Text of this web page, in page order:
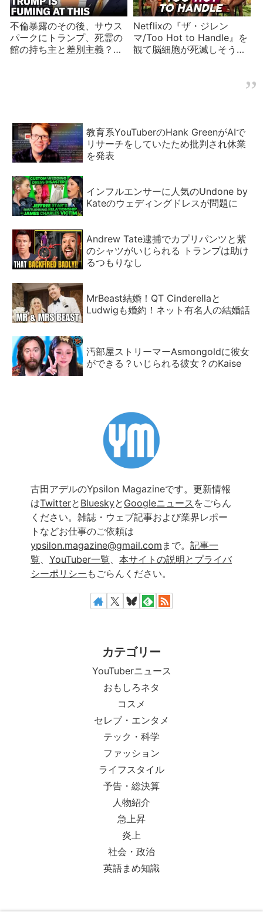
不倫暴露のその後、サウス
パークにトランプ、死霊の
館の持ち主と差別主義？の
Netflixの『ザ・ジレン
マ/Too Hot to Handle』を
観て脳細胞が死滅しそう
教育系YouTuberのHank GreenがAIで
リサーチをしていたため批判され休業
を発表
インフルエンサーに人気のUndone by
Kateのウェディングドレスが問題に
Andrew Tate逮捕でカプリパンツと紫
のシャツがいじられる トランプは助け
るつもりなし
MrBeast結婚！QT Cinderellaと
Ludwigも婚約！ネット有名人の結婚話
汚部屋ストリーマーAsmongoldに彼女
ができる？いじられる彼女？のKaise
古田アデルのYpsilon Magazineです。更新情報
はTwitterと Blueskyと Googleニュース をごらん
ください。雑誌・ウェブ記事および業界レポー
トなどお仕事のご依頼は
ypsilon.magazine@gmail.com まで。 記事一
覧
YouTuber一覧
本サイトの説明とプライバ
シーポリシー もごらんください。
カテゴリー
YouTuberニュース
おもしろネタ
コスメ
セレブ・エンタメ
テック・科学
ファッション
ライフスタイル
予告・総決算
人物紹介
急上昇
炎上
社会・政治
英語まめ知識